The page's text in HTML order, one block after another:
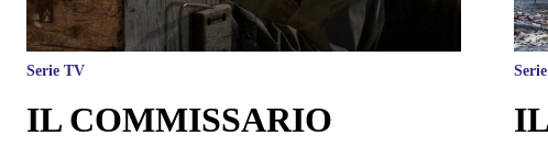
Serie TV
IL COMMISSARIO